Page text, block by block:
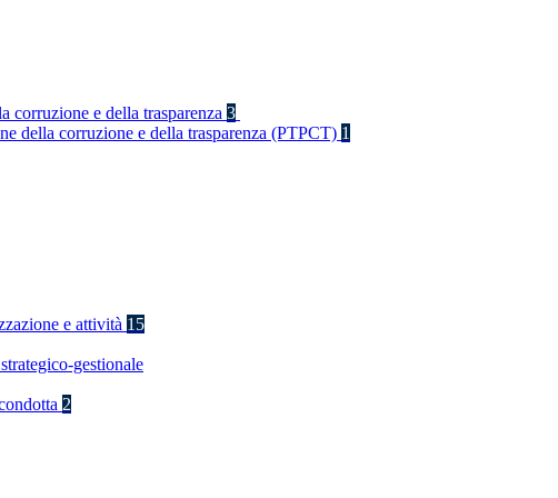
corruzione e della trasparenza 3
della corruzione e della trasparenza (PTPCT) 1
e attività 15
gestionale
2